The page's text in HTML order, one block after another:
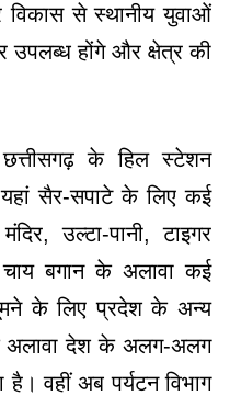
से स्थानीय युवाओं
उपलब्ध होंगे और क्षेत्र की
के हिल स्टेशन
सैर-सपाटे के लिए कई
उल्टा-पानी, टाइगर
बगान के अलावा कई
के लिए प्रदेश के अन्य
अलावा देश के अलग-अलग
है। वहीं अब पर्यटन विभाग